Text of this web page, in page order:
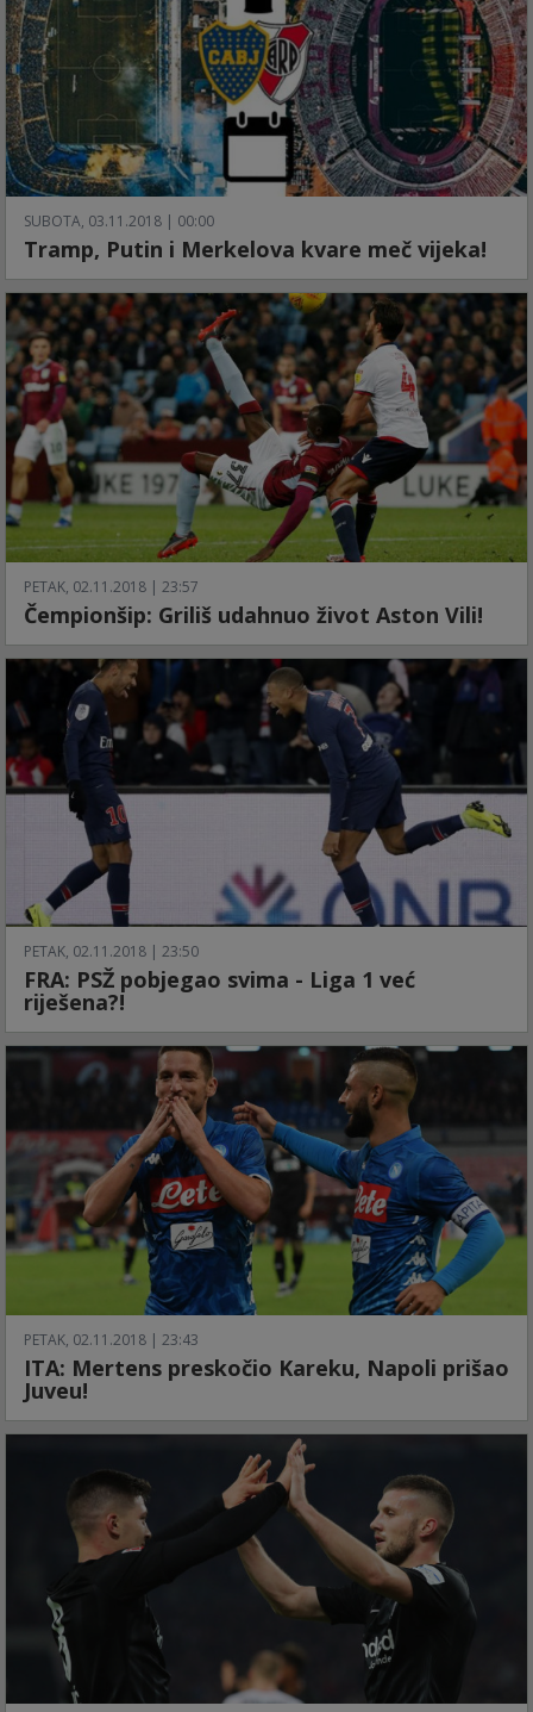
SUBOTA, 03.11.2018 | 00:00
Tramp, Putin i Merkelova kvare meč vijeka!
PETAK, 02.11.2018 | 23:57
Čempionšip: Griliš udahnuo život Aston Vili!
PETAK, 02.11.2018 | 23:50
FRA: PSŽ pobjegao svima - Liga 1 već
riješena?!
PETAK, 02.11.2018 | 23:43
ITA: Mertens preskočio Kareku, Napoli prišao
Juveu!